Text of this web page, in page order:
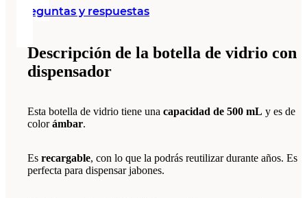
Preguntas y respuestas
Descripción de la botella de vidrio con
dispensador
Esta botella de vidrio tiene una capacidad de 500 mL y es de
colorámbar.
Es recargable, con lo que la podrás reutilizar durante años. Es
perfecta para dispensar jabones.